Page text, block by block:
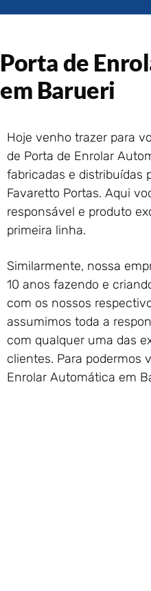
Porta de
em Barueri
Hoje venho trazer para
de Porta de Enrolar
fabricadas e distribuídas
Favaretto Portas. Aqui
responsável e produto
primeira linha.
Similarmente, nossa
10 anos fazendo e
com os nossos
assumimos toda a
com qualquer uma das
clientes. Para podermos
Enrolar Automática em